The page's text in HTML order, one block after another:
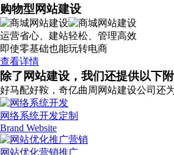
购物型网站建设
运营省心、建站轻松、管理高效
即使零基础也能玩转电商
查看详情
除了网站建设，我们还提供以下
好马配好鞍，奇亿曲周网站建设公司还
网络系统开发定制
Brand Website
网站优化营销推广